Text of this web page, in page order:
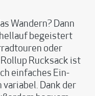
Wandern? Dann
begeistert
oder
Rucksack ist
einfaches Ein-
variabel. Dank der